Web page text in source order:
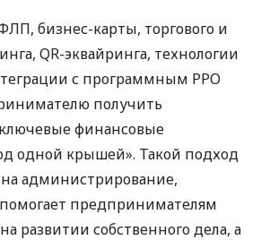
бизнес-карты, торгового и
QR-эквайринга, технологии
с программным РРО
получить
финансовые
одной крышей». Такой подход
администрирование,
предпринимателям
развитии собственного дела, а